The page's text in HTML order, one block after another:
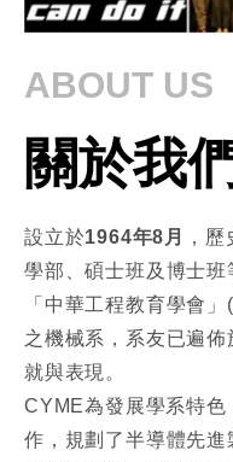
ABOUT US
關於我們
設立於1964年8月
，
學部、碩士班及博士
「中華工程教育學會
之機械系，系友已遍
就與表現。
CYME為發展學系特色
作，規劃了半導體先